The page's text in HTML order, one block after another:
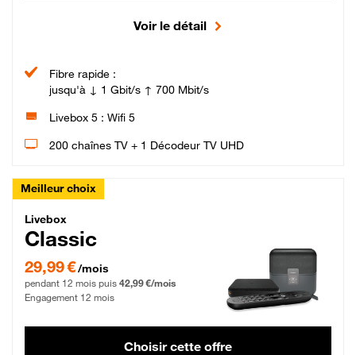
Voir le détail
Fibre rapide :
jusqu'à ↓ 1 Gbit/s ↑ 700 Mbit/s
Livebox 5 : Wifi 5
200 chaînes TV + 1 Décodeur TV UHD
Meilleur choix
Livebox Classic Fibre
Livebox
Classic
29,99 € par mois pendant 12 mois puis 42,99 € par mois, Engagement 12 mois
29,99 €/mois
pendant 12 mois puis 42,99 €/mois
Engagement 12 mois
Choisir cette offre